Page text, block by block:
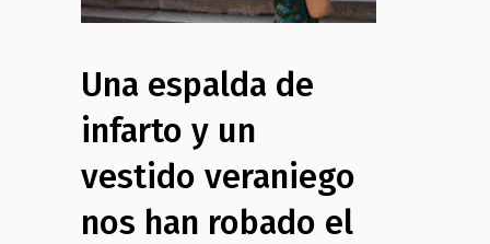
Una espalda de
infarto y un
vestido veraniego
nos han robado el